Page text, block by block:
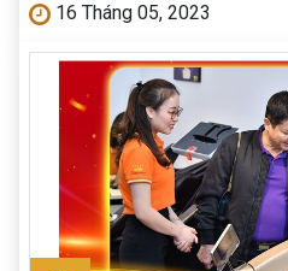
16 Tháng 05, 2023